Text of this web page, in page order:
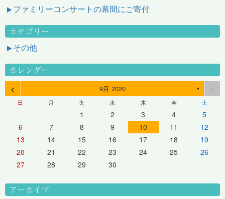
ファミリーコンサートの幕間にご寄付
カテゴリー
その他
カレンダー
< 9月 2020 ▼
日 月 火 水 木 金 土
1 2 3 4
5
6
7 8 9 10 11
12
13
14 15 16 17 18
19
20
21 22 23 24 25
26
27
28 29 30
アーカイブ